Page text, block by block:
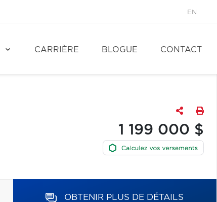
EN
CARRIÈRE BLOGUE CONTACT
1 199 000 $
OBTENIR PLUS DE DÉTAILS